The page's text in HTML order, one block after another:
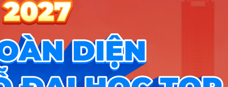
37 Quản trị dịch vụ du lịch và lữ hành
38
Quản trị dịch vụ du lịch và lữ hành
(Liên kết Đài Loan)
39 Quản trị khách sạn
C00; C03;
C04; D01;
D14; D15;
15